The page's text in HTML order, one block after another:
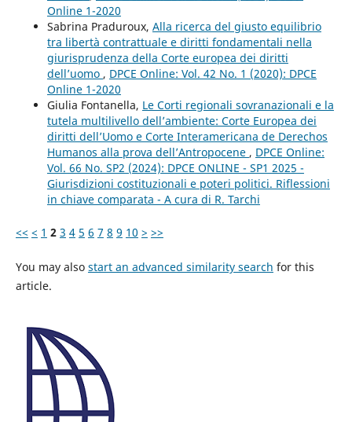
Online 1-2020
Sabrina Praduroux, Alla ricerca del giusto equilibrio
tra libertà contrattuale e diritti fondamentali nella
giurisprudenza della Corte europea dei diritti
dell’uomo , DPCE Online: Vol. 42 No. 1 (2020): DPCE
Online 1-2020
Giulia Fontanella, Le Corti regionali sovranazionali e la
tutela multilivello dell’ambiente: Corte Europea dei
diritti dell’Uomo e Corte Interamericana de Derechos
Humanos alla prova dell’Antropocene , DPCE Online:
Vol. 66 No. SP2 (2024): DPCE ONLINE - SP1 2025 -
Giurisdizioni costituzionali e poteri politici. Riflessioni
in chiave comparata - A cura di R. Tarchi
<< < 1 2 3 4 5 6 7 8 9 10 > >>
You may also start an advanced similarity search for this
article.